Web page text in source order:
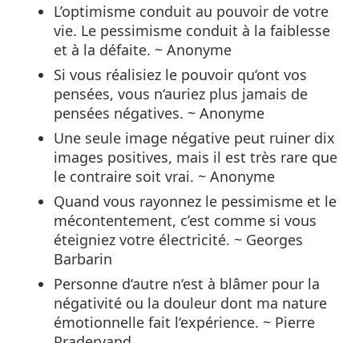
L’optimisme conduit au pouvoir de votre
vie. Le pessimisme conduit à la faiblesse
et à la défaite. ~ Anonyme
Si vous réalisiez le pouvoir qu‘ont vos
pensées, vous n‘auriez plus jamais de
pensées négatives. ~ Anonyme
Une seule image négative peut ruiner dix
images positives, mais il est très rare que
le contraire soit vrai. ~ Anonyme
Quand vous rayonnez le pessimisme et le
mécontentement, c’est comme si vous
éteigniez votre électricité. ~ Georges
Barbarin
Personne d‘autre n‘est à blâmer pour la
négativité ou la douleur dont ma nature
émotionnelle fait l‘expérience. ~ Pierre